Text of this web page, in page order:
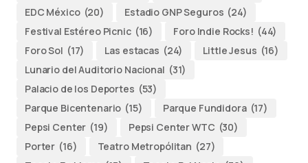
EDC México (20) Estadio GNP Seguros (24)
Festival Estéreo Picnic (16) Foro Indie Rocks! (44)
Foro Sol (17) Las estacas (24) Little Jesus (16)
Lunario del Auditorio Nacional (31)
Palacio de los Deportes (53)
Parque Bicentenario (15) Parque Fundidora (17)
Pepsi Center (19) Pepsi Center WTC (30)
Porter (16) Teatro Metropólitan (27)